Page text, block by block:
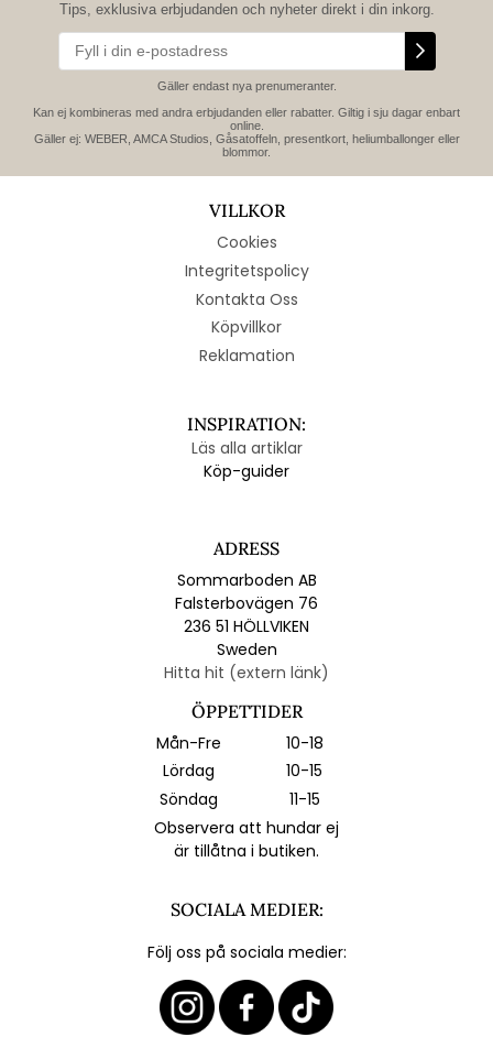
Tips, exklusiva erbjudanden och nyheter direkt i din inkorg.
Gäller endast nya prenumeranter.
Kan ej kombineras med andra erbjudanden eller rabatter. Giltig i sju dagar enbart
online.
Gäller ej: WEBER, AMCA Studios, Gåsatoffeln, presentkort, heliumballonger eller
blommor.
VILLKOR
Cookies
Integritetspolicy
Kontakta Oss
Köpvillkor
Reklamation
INSPIRATION:
Läs alla artiklar
Köp-guider
ADRESS
Sommarboden AB
Falsterbovägen 76
236 51 HÖLLVIKEN
Sweden
Hitta hit (extern länk)
ÖPPETTIDER
Mån-Fre
10-18
Lördag
10-15
Söndag
11-15
Observera att hundar ej
är tillåtna i butiken.
SOCIALA MEDIER:
Följ oss på sociala medier: